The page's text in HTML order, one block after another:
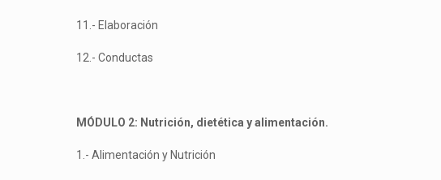
11.- Elaboración
12.- Conductas
MÓDULO 2: Nutrición, dietética y alimentación.
1.- Alimentación y Nutrición